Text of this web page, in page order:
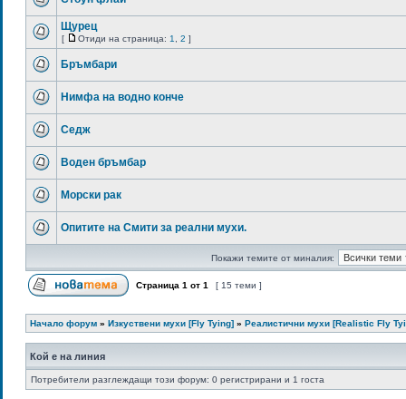
Щурец
[ Отиди на страница: 1 2 ]
Бръмбари
Нимфа на водно конче
Седж
Воден бръмбар
Морски рак
Опитите на Смити за реални мухи.
Покажи темите от миналия:
Страница 1 от 1 [ 15 теми ]
Начало форум» Изкуствени мухи [Fly Tying]» Реалистични мухи [Realistic Fly
Кой е на линия
Потребители разглеждащи този форум: 0 регистрирани и 1 госта